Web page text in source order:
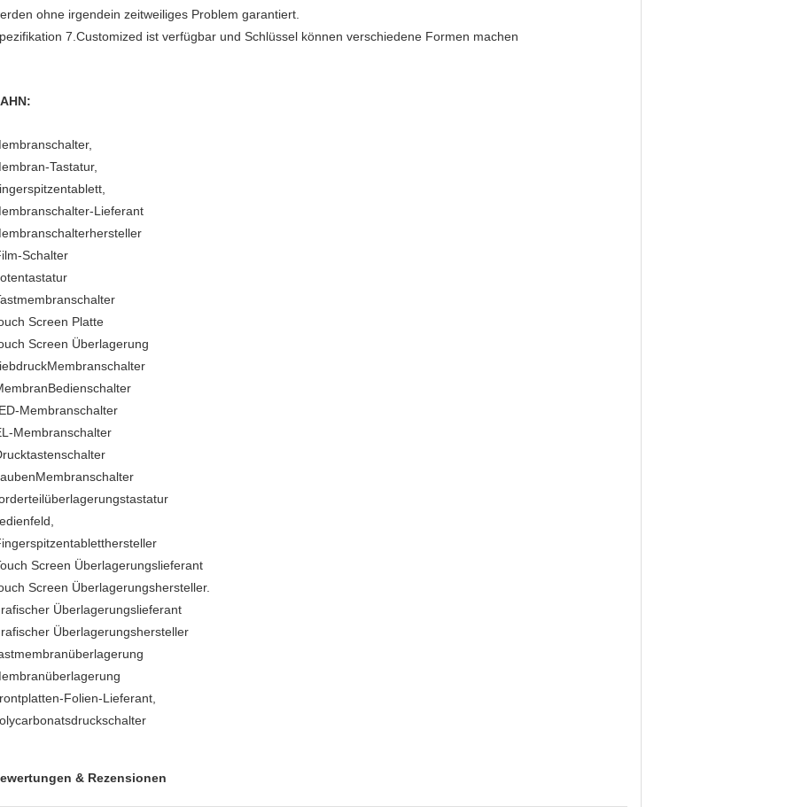
ohne irgendein zeitweiliges Problem garantiert.
7.Customized ist verfügbar und Schlüssel können verschiedene Formen machen
Tastatur,
Lieferant
Schalter
Screen Platte
Screen Überlagerung
Membranschalter
Membranschalter
Screen Überlagerungslieferant
Screen Überlagerungshersteller.
Überlagerungslieferant
Überlagerungshersteller
Folien-Lieferant,
& Rezensionen